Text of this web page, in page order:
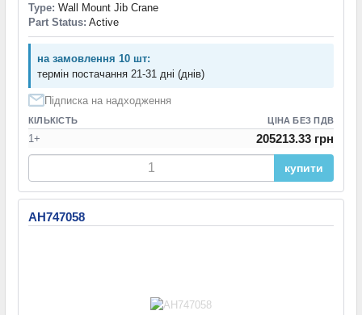
Type: Wall Mount Jib Crane
Part Status: Active
на замовлення 10 шт:
термін постачання 21-31 дні (днів)
Підписка на надходження
КІЛЬКІСТЬ ЦІНА БЕЗ ПДВ
1+ 205213.33 грн
купити
AH747058